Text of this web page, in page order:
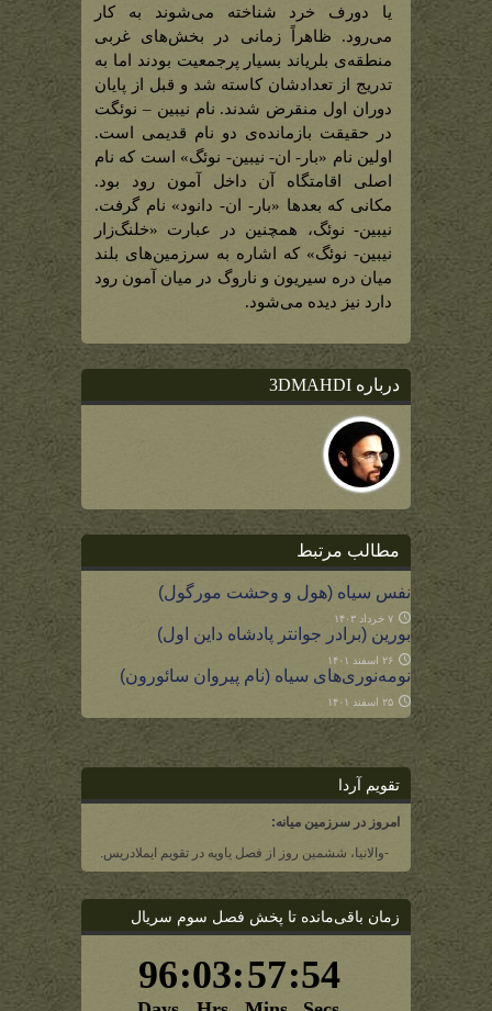
یا دورف خرد شناخته می‌شوند به کار
می‌رود. ظاهراً زمانی در بخش‌های غربی
منطقه‌ی بلریاند بسیار پرجمعیت بودند اما به
تدریج از تعدادشان کاسته شد و قبل از پایان
دوران اول منقرض شدند. نام نیبین – نوئگت
در حقیقت بازمانده‌ی دو نام قدیمی است.
اولین نام «بار- ان- نیبین- نوئگ» است که نام
اصلی اقامتگاه آن داخل آمون رود بود.
مکانی که بعدها «بار- ان- دانود» نام گرفت.
نیبین- نوئگ، همچنین در عبارت «خلنگ‌زار
نیبین- نوئگ» که اشاره به سرزمین‌های بلند
میان دره سیریون و ناروگ در میان آمون رود
دارد نیز دیده می‌شود.
درباره 3DMAHDI
مطالب مرتبط
نفس سیاه (هول و وحشت مورگول)
۷ خرداد ۱۴۰۳
بورین (برادر جوانتر پادشاه داین اول)
۲۶ اسفند ۱۴۰۱
نومه‌نوری‌های سیاه (نام پیروان سائورون)
۲۵ اسفند ۱۴۰۱
تقویم آردا
امروز در سرزمین میانه:
-والانیا، ششمین روز از فصل یاویه در تقویم ایملادریس.
زمان باقی‌مانده تا پخش فصل سوم سریال